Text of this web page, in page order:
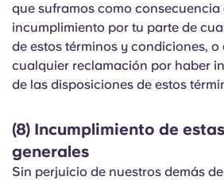
que suframos como
incumplimiento por tu parte de
de estos términos y condiciones, o
cualquier reclamación por haber
de las disposiciones de estos
(8) Incumplimiento de
generales
Sin perjuicio de nuestros demás